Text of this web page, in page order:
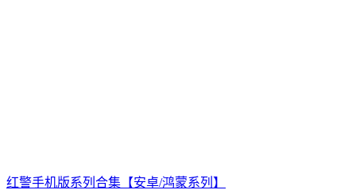
红警手机版系列合集【安卓/鸿蒙系列】